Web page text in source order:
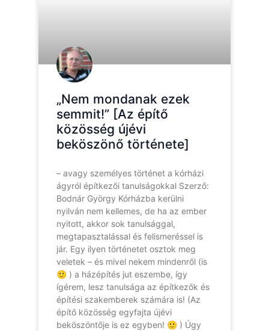
„Nem mondanak ezek
semmit!” [Az építő
közösség újévi
beköszönő története]
– avagy személyes történet a kórházi
ágyról építkezői tanulságokkal Szerző:
Bodnár György Kórházba kerülni
nyilván nem kellemes, de ha az ember
nyitott, akkor sok tanulsággal,
megtapasztalással és felismeréssel is
jár. Egy ilyen történetet osztok meg
veletek – és mivel nekem mindenről (is
🙂 ) a házépítés jut eszembe, így
ígérem, lesz tanulsága az építkezők és
építési szakemberek számára is! (Az
építő közösség egyfajta újévi
beköszöntője is ez egyben! 🙂 ) Úgy